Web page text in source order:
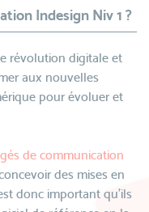
Indesign Niv 1 ?
révolution digitale et
aux nouvelles
pour évoluer et
de communication
des mises en
donc important qu’ils